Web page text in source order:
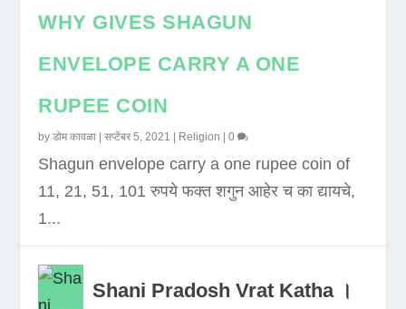
WHY GIVES SHAGUN
ENVELOPE CARRY A ONE
RUPEE COIN
byडोम कावळा |सप्टेंबर 5, 2021 Religion |0
Shagun envelope carry a one rupee coin of
11, 21, 51, 101 रुपये फक्त शगुन आहेर च का द्यायचे,
1...
Shani Pradosh Vrat Katha ।